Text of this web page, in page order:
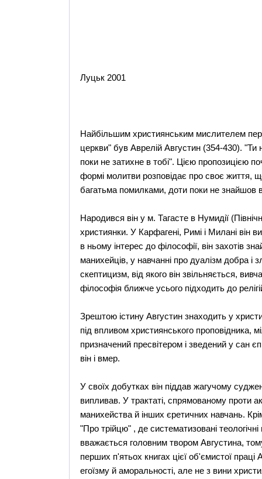
Луцьк 2001
Найбільшим християнським мислителем
церкви" був Аврелій Августин (354-430).
поки не затихне в тобі". Цією пропозицією
формі молитви розповідає про своє життя,
багатьма помилками, доти поки не знайшов
Народився він у м. Тагасте в Нумидії
християнки. У Карфагені, Римі і Милані він
в ньому інтерес до філософії, він захотів
манихейців, у навчанні про дуалізм добра і
скептицизм, від якого він звільняється,
філософія ближче усього підходить до
Зрештою істину Августин знаходить у
під впливом християнського проповідника,
призначений пресвітером і зведений у сан
він і вмер.
У своїх добутках він піддав жагучому
випливав. У трактаті, спрямованому проти
манихейства й інших єретичних навчань.
"Про трійцю" , де систематизовані
вважається головним твором Августина,
перших п'ятьох книгах цієї об'ємистої
егоїзму й аморальності, але не з вини